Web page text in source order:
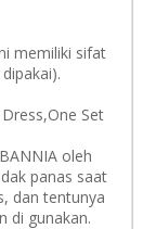
memiliki sifat
Set
oleh
panas saat
dan tentunya
di gunakan.